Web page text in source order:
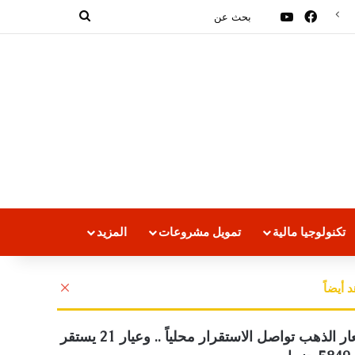
فيسبوك‫YouTube
بحث
تكنولوجيا مالية تمويل مشروعات المزيد
أيضاً
أسعار الذهب تواصل الاستقرار محلياً .. وعيار 21 يستقر